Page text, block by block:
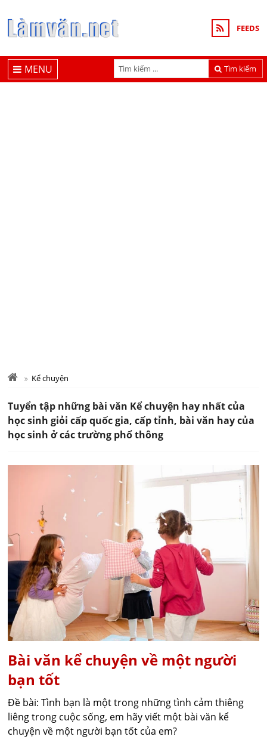
FEEDS
Tìm kiếm
MENU
Kể chuyện
Tuyển tập những bài văn Kể chuyện hay nhất của
học sinh giỏi cấp quốc gia, cấp tỉnh, bài văn hay của
học sinh ở các trường phổ thông
Bài văn kể chuyện về một người
bạn tốt
Đề bài: Tình bạn là một trong những tình cảm thiêng
liêng trong cuộc sống, em hãy viết một bài văn kể
chuyện về một người bạn tốt của em?